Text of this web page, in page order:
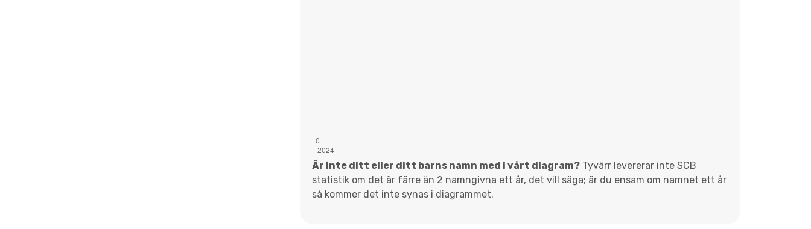
Är inte ditt eller ditt barns namn med i vårt diagram?Tyvärr levererar inte SCB
statistik om det är färre än 2 namngivna ett år, det vill säga; är du ensam om namnet ett år
så kommer det inte synas i diagrammet.